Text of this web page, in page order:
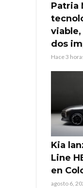
Patria
dos
Hace 3
Kia
Line
en
agosto 6,